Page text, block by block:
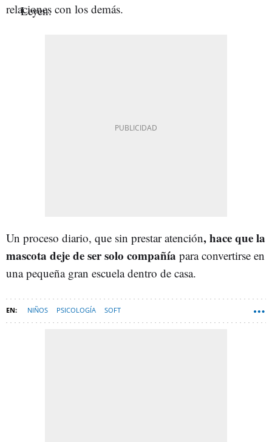
relaciones con los demás.
Un proceso diario, que sin prestar atención, hace que la
mascota deje de ser solo compañía para convertirse en
una pequeña gran escuela dentro de casa.
NIÑOS PSICOLOGÍA SOFT